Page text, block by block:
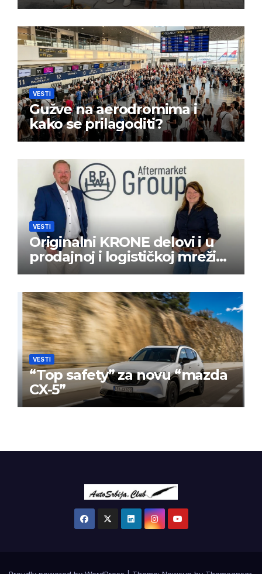
VESTI
Gužve na aerodromima i
kako se prilagoditi?
VESTI
Originalni KRONE delovi i u
prodajnoj i logističkoj mreži
BPW Aftermarket grupe
VESTI
“Top safety” za novu “mazda
CX-5”